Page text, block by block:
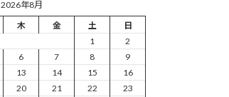
2026年8月
木 金 土
日
1
2
6 7 8
9
13 14 15
16
20 21 22
23